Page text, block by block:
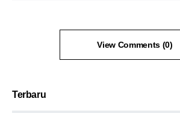
View Comments (0)
Terbaru